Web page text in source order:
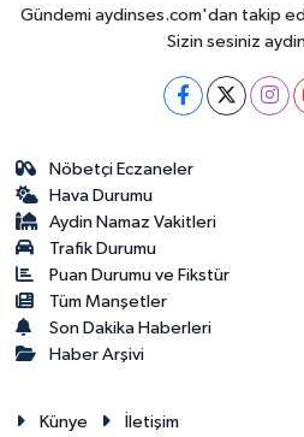
Gündemi aydinses.com'dan takip
Sizin sesiniz
Nöbetçi Eczaneler
Hava Durumu
Aydin Namaz Vakitleri
Trafik Durumu
Puan Durumu ve Fikstür
Tüm Manşetler
Son Dakika Haberleri
Haber Arşivi
Künye İletişim